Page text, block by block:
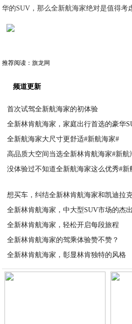
华的SUV，那么全新航海家绝对是值得考
推荐阅读：旗龙网
频道更新
首次试驾全新航海家的初体验
全新林肯航海家，家庭出行首选的豪华
全新航海家大尺寸更舒适#新航海家#
高品质大空间当选全新林肯航海家#新航
没体验过不知道全新航海家这么优秀#新
想买车，纠结全新林肯航海家和凯迪拉
全新林肯航海家，中大型SUV市场的杰
全新林肯航海家，轻松开启每段旅程
全新林肯航海家的驾乘体验赞不赞？
全新林肯航海家，彰显林肯独特的风格